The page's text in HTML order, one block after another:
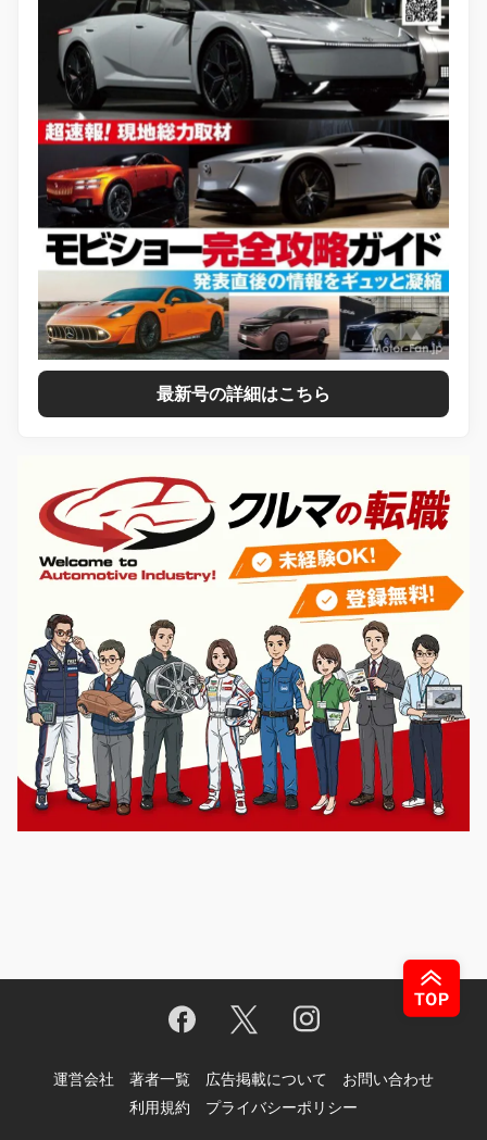
最新号の詳細はこちら
運営会社 著者一覧 広告掲載について
お問い合わせ
利用規約
プライバシーポリシー